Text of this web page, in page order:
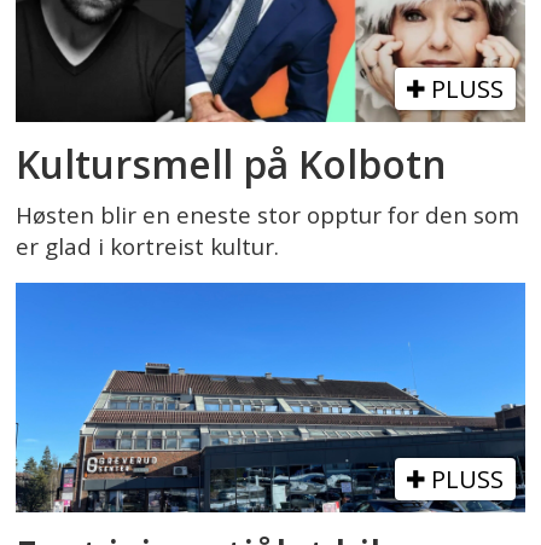
PLUSS
Kultursmell på Kolbotn
Høsten blir en eneste stor opptur for den som
er glad i kortreist kultur.
PLUSS